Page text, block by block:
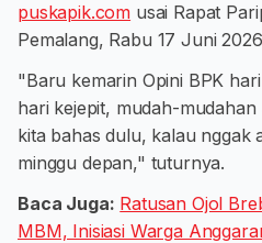
puskapik.com usai Rapat
Pemalang, Rabu 17 Juni
"Baru kemarin Opini BPK
hari kejepit, mudah-
kita bahas dulu, kalau nggak
minggu depan," tuturnya.
Baca Juga: Ratusan Ojol
MBM, Inisiasi Warga